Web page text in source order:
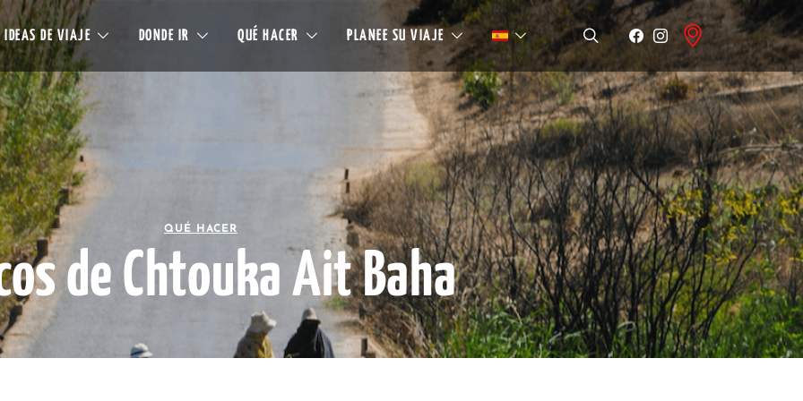
IDEAS DE VIAJE DONDE IR QUÉ HACER PLANEE SU VIAJE
QUÉ HACER
de Chtouka Ait Baha